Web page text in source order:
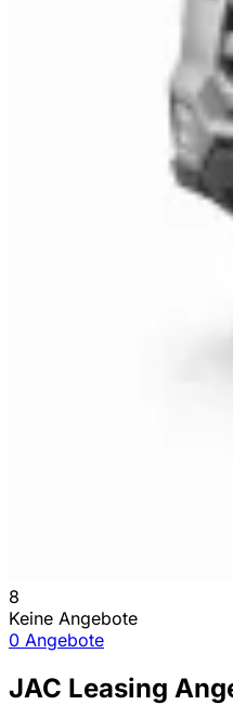
8
Keine Angebote
0 Angebote
JAC Leasing